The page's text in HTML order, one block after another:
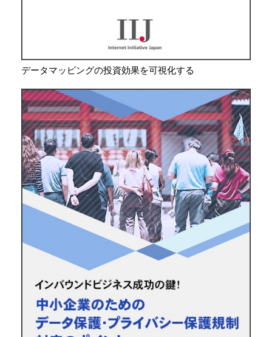
データマッピングの投資効果を可視化する